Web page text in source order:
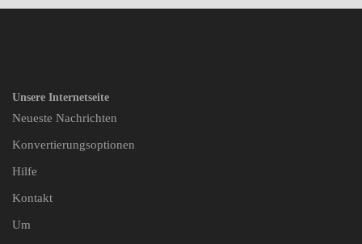
Unsere Internetseite
Neueste Nachrichten
Konvertierungsoptionen
Hilfe
Kontakt
Um